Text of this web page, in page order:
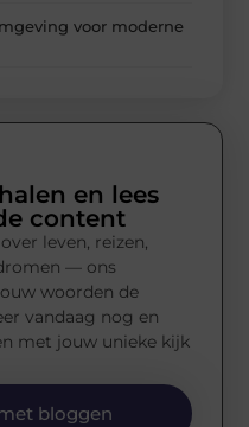
voor moderne
en lees
content
leven, reizen,
— ons
woorden de
vandaag nog en
met jouw unieke kijk
bloggen